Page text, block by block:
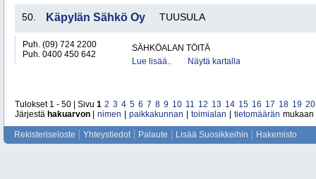
50. Käpylän Sähkö Oy TUUSULA
Puh. (09) 724 2200
Puh. 0400 450 642
SÄHKÖALAN TÖITÄ
Lue lisää..
Näytä kartalla
Tulokset 1 - 50 | Sivu 1 2 3 4 5 6 7 8 9 10 11 12 13 14 15 16 17 18 19 20
Järjestä hakuarvon nimen paikkakunnan toimialan tietomäärän mukaan
Rekisteriseloste Yhteystiedot Palaute Lisää Suosikkeihin Hakemisto